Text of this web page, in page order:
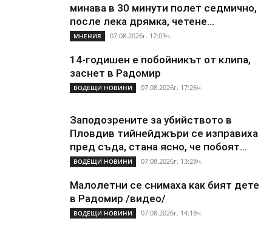
минава в 30 минути полет седмично,
после лека дрямка, четене...
МНЕНИЯ 07.08.2026г. 17:03ч.
14-годишен е побойникът от клипа,
заснет в Радомир
ВОДЕЩИ НОВИНИ 07.08.2026г. 17:26ч.
Заподозрените за убийството в
Пловдив тийнейджъри се изправиха
пред съда, стана ясно, че побоят...
ВОДЕЩИ НОВИНИ 07.08.2026г. 13:28ч.
Малолетни се снимаха как бият дете
в Радомир /видео/
ВОДЕЩИ НОВИНИ 07.08.2026г. 14:18ч.